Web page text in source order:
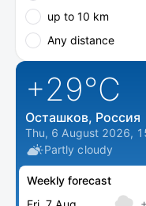
up to 10 km
Any distance
+29°C
Осташков, Россия
Thu, 6 August 2026,
Partly cloudy
Weekly forecast